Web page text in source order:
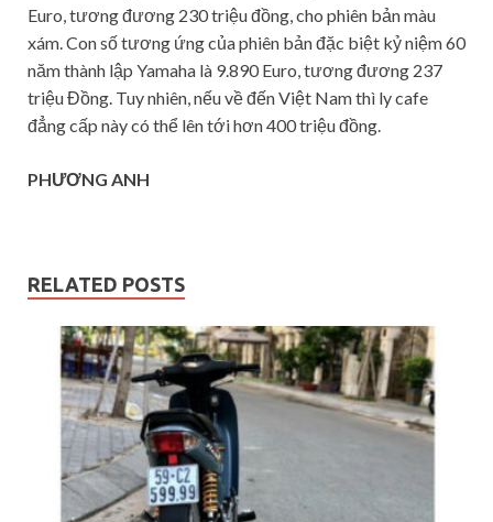
Euro, tương đương 230 triệu đồng, cho phiên bản màu
xám. Con số tương ứng của phiên bản đặc biệt kỷ niệm 60
năm thành lập Yamaha là 9.890 Euro, tương đương 237
triệu Đồng. Tuy nhiên, nếu về đến Việt Nam thì ly cafe
đẳng cấp này có thể lên tới hơn 400 triệu đồng.
PHƯƠNG ANH
RELATED POSTS